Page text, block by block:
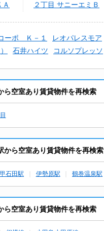
Ａ
２丁目 サニーエミＢ
ーポ Ｋ－１ レオパレスモア
石井ハイツ コルソプレッソ
ら空室あり賃貸物件を再検索
から空室あり賃貸物件を再検索
石田駅 伊勢原駅 鶴巻温泉駅
ら空室あり賃貸物件を再検索